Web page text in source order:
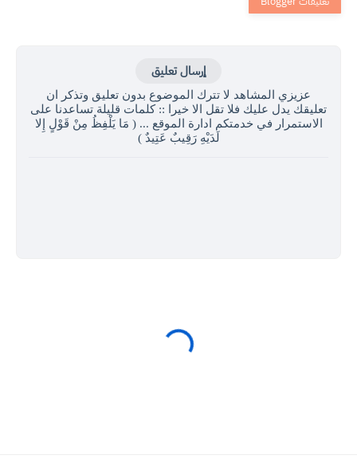
إرسال تعليق
عزيزي المشاهد لا تترك الموضوع بدون تعليق وتذكر ان
تعليقك يدل عليك فلا تقل الا خيرا :: كلمات قليلة تساعدنا على
الاستمرار في خدمتكم ادارة الموقع ... ( مَا يَلْفِظُ مِنْ قَوْلٍ إِلا
لَدَيْهِ رَقِيبٌ عَتِيدٌ )